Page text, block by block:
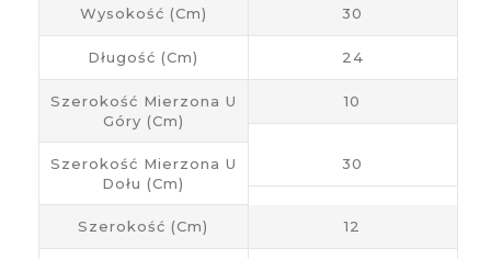
Wysokość (cm) 30
Długość (cm) 24
Szerokość Mierzona U
Góry (cm)
10
Szerokość Mierzona U
Dołu (cm)
30
Szerokość (cm) 12